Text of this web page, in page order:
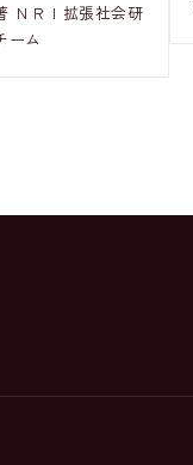
ＮＲＩ拡張社会研
ーム